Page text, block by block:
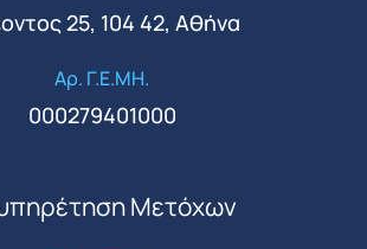
25, 104 42, Αθήνα
Αρ. Γ.Ε.ΜΗ.
000279401000
Μετόχων